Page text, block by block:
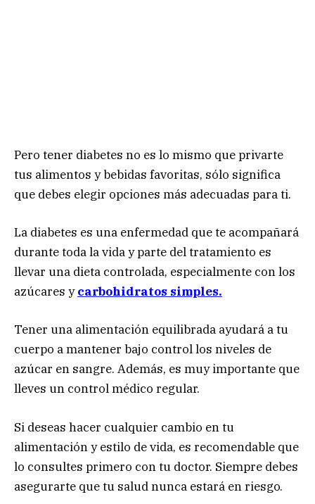
Pero tener diabetes no es lo mismo que privarte
tus alimentos y bebidas favoritas, sólo significa
que debes elegir opciones más adecuadas para ti.
La diabetes es una enfermedad que te acompañará
durante toda la vida y parte del tratamiento es
llevar una dieta controlada, especialmente con los
azúcares ycarbohidratos simples.
Tener una alimentación equilibrada ayudará a tu
cuerpo a mantener bajo control los niveles de
azúcar en sangre. Además, es muy importante que
lleves un control médico regular.
Si deseas hacer cualquier cambio en tu
alimentación y estilo de vida, es recomendable que
lo consultes primero con tu doctor. Siempre debes
asegurarte que tu salud nunca estará en riesgo.